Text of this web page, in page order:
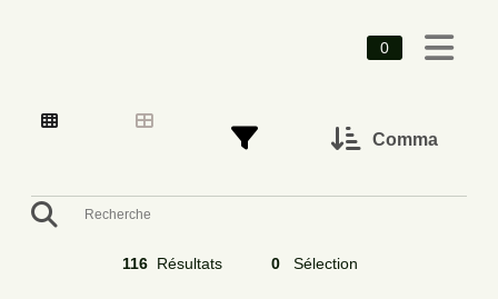
0
116 Résultats 0 Sélection